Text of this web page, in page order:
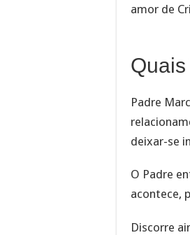
amor de
Padre
deixar-se
O Padre
acontece,
Discorre